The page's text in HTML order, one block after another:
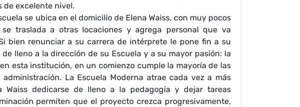
de excelente nivel.
se ubica en el domicilio de Elena Waiss, con muy pocos
traslada a otras locaciones y agrega personal que va
bien renunciar a su carrera de intérprete le pone fin a su
lleno a la dirección de su Escuela y a su mayor pasión: la
esta institución, en un comienzo cumple la mayoría de las
La Escuela Moderna atrae cada vez a más
dedicarse de lleno a la pedagogía y dejar tareas
permiten que el proyecto crezca progresivamente,